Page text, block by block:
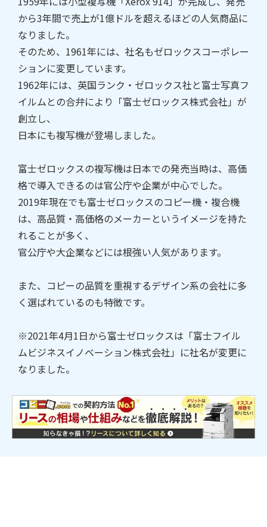
から3年間で売上が1億ドルを超えるほどの人気商品に
なりました。
そのため、1961年には、社名もゼロックスコーポレー
ションに変更しています。
1962年には、英国ランク・ゼロックス社と富士写真フ
イルムとの合弁により「富士ゼロックス株式会社」が
創立し、
日本にも複写機が登場しました。
富士ゼロックスの複写機は日本での発売当時は、高価
格で導入できるのは官公庁や企業が中心でした。
2019年現在でも富士ゼロックスのコピー機・複合機
は、高品質・高価格のメーカーというイメージを持た
れることが多く、
官公庁や大企業などには根強い人気があります。
また、コピーの品質を重視するデザイン系の会社に多
く選ばれているのも特徴です。
※2021年4月1日から富士ゼロックスは「富士フイル
ムビジネスイノベーション株式会社」に社名が変更に
なりました。